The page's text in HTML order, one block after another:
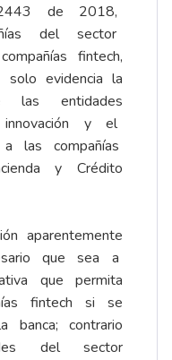
de 2018,
del sector
fintech,
evidencia la
las entidades
innovación y el
las compañías
y Crédito
aparentemente
que sea a
que permita
fintech si se
banca; contrario
del sector